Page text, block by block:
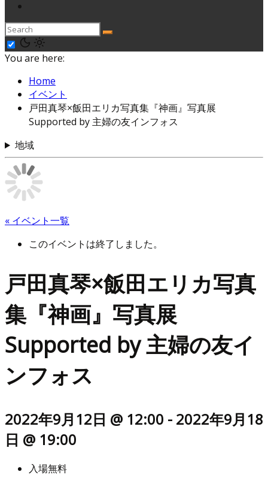
You are here:
Home
イベント
戸田真琴×飯田エリカ写真集『神画』写真展
Supported by 主婦の友インフォス
地域
« イベント一覧
このイベントは終了しました。
戸田真琴×飯田エリカ写真
集『神画』写真展
Supported by 主婦の友イ
ンフォス
2022年9月12日 @ 12:00 - 2022年9月18
日 @ 19:00
入場無料